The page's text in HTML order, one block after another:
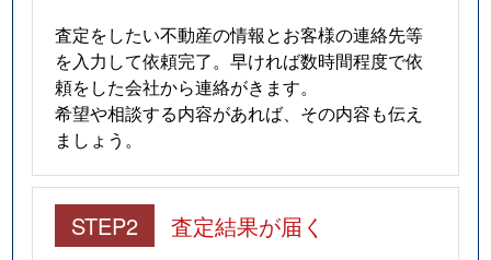
査定をしたい不動産の情報とお客様の連絡先等
を入力して依頼完了。早ければ数時間程度で依
頼をした会社から連絡がきます。
希望や相談する内容があれば、その内容も伝え
ましょう。
STEP2 査定結果が届く